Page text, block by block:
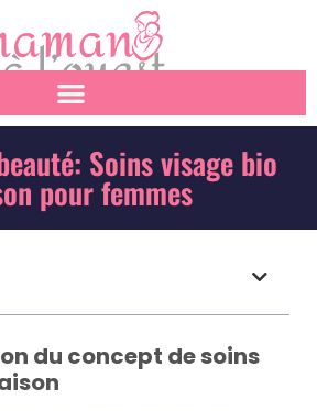
Soins visage bio
pour femmes
du concept de soins